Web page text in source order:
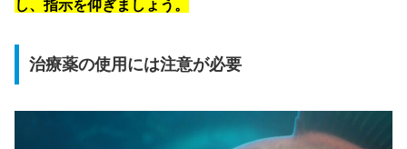
し、指示を仰ぎましょう。
治療薬の使用には注意が必要